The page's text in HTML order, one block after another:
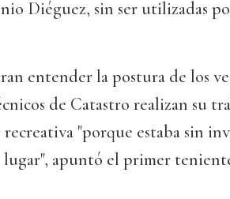
Diéguez, sin ser utilizadas
entender la postura de los
de Catastro realizan su
"porque estaba sin
apuntó el primer